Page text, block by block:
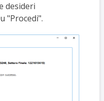
desideri
"Procedi".